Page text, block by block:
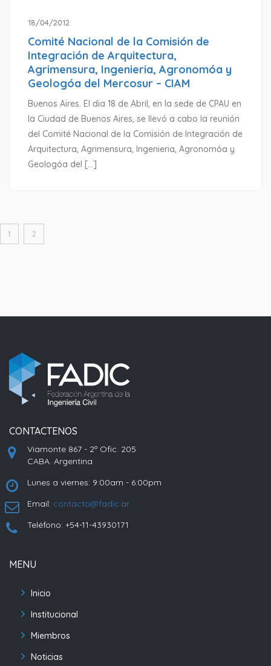
18/04/2012
Comité Nacional de la Comisión de
Integración de Arquitectura,
Agrimensura, Ingenieria, Agronomóa y
Geologóa del Mercosur – CIAM
Buenos Aires. El dia 18 de Abril, en la sede de CPAU en
la Ciudad de Buenos Aires, se llevó a cabo la reunión
del Comité Nacional de la Comisión de Integración de
Arquitectura, Agrimensura, Ingenieria, Agronomóa y
Geologóa del […]
1 2
CONTACTENOS
Viamonte 867 - 2º Ofic. 205
CABA. Argentina
Lunes a viernes: 9:00am - 6:00pm
Email: contacto@fadic.ar
Teléfono: +54-11-43930171
MENU
Inicio
Institucional
Miembros
Noticias